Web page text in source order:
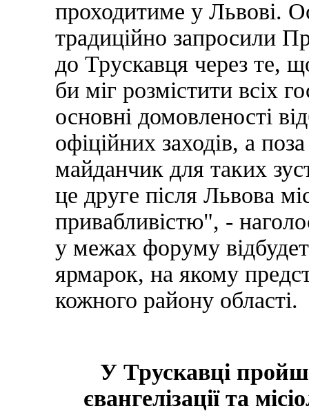
проходитиме у Львові.
традиційно запросили
до Трускавця через те,
би міг розмістити всіх
основні домовленості
офіційних заходів, а
майданчик для таких
це друге після Львова
привабливістю", -
у межах форуму
ярмарок, на якому
кожного району області.
У Трускавці
євангелізації та